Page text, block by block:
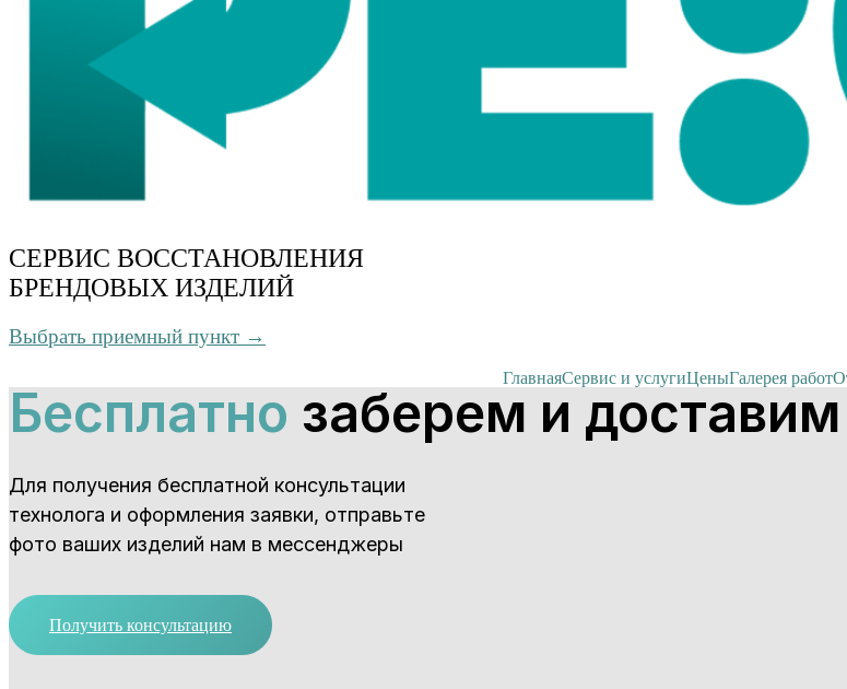
СЕРВИС ВОССТАНОВЛЕНИЯ
БРЕНДОВЫХ ИЗДЕЛИЙ
Выбрать приемный пункт →
ГлавнаяСервис и услугиЦеныГалерея работ
Бесплатно заберем и
Для получения бесплатной консультации
технолога и оформления заявки, отправьте
фото ваших изделий нам в мессенджеры
Получить консультацию